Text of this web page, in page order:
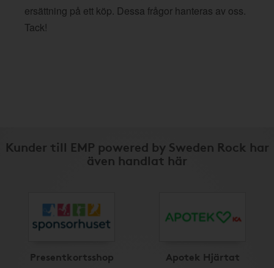
ersättning på ett köp. Dessa frågor hanteras av oss.
Tack!
Kunder till EMP powered by Sweden Rock har
även handlat här
Presentkortsshop Apotek Hjärtat